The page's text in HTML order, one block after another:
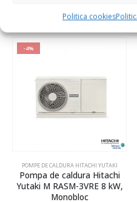
Politica cookies
180kW
-4%
POMPE DE CALDURA HITACHI YUTAKI
Pompa de caldura Hitachi
Yutaki M RASM-3VRE 8 kW,
Monobloc